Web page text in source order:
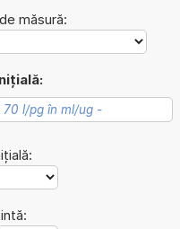
măsură: